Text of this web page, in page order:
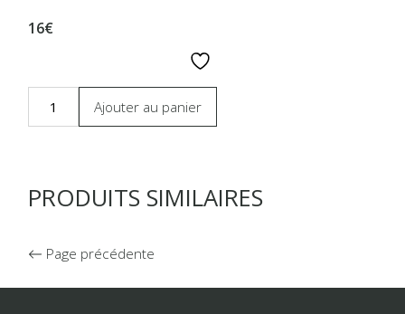
16€
Ajouter au panier
PRODUITS SIMILAIRES
Page précédente